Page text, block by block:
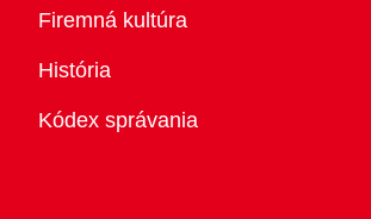
Firemná kultúra
História
Kódex správania